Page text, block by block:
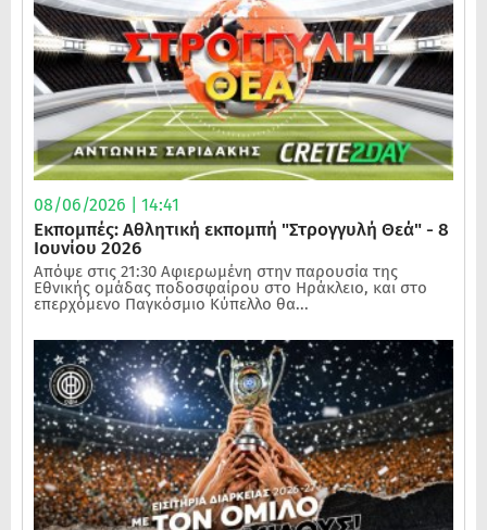
08/06/2026 | 14:41
Εκπομπές: Αθλητική εκπομπή "Στρογγυλή Θεά" - 8
Ιουνίου 2026
Απόψε στις 21:30 Αφιερωμένη στην παρουσία της
Εθνικής ομάδας ποδοσφαίρου στο Ηράκλειο, και στο
επερχόμενο Παγκόσμιο Κύπελλο θα...